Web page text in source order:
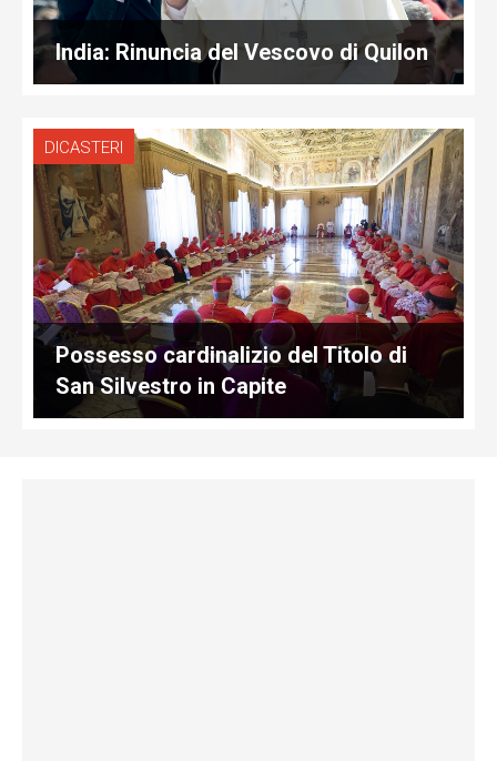
India: Rinuncia del Vescovo di Quilon
DICASTERI
Possesso cardinalizio del Titolo di
San Silvestro in Capite